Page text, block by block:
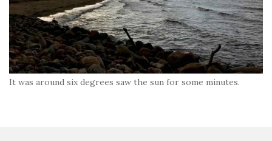
It was around six degrees saw the sun for some minutes.